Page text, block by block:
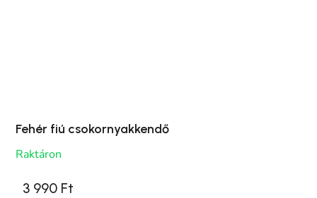
Fehér fiú csokornyakkendő
Raktáron
3 990 Ft